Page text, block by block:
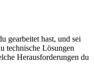
gearbeitet hast, und sei
technische Lösungen
Herausforderungen du